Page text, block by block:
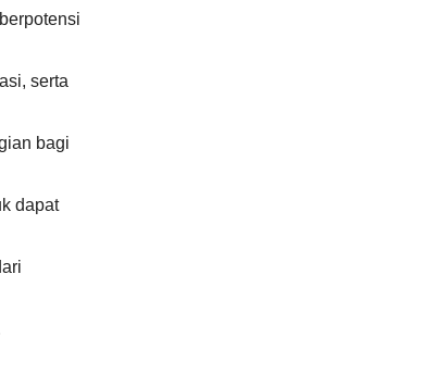
serta
bagi
dapat